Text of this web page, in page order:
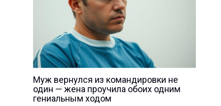
Муж вернулся из командировки не
один — жена проучила обоих одним
гениальным ходом